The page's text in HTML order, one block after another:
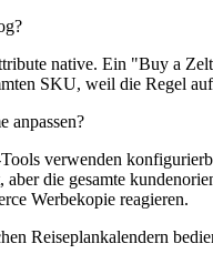
native. Ein "Buy a
SKU, weil die Regel
anpassen?
verwenden
die gesamte
Werbekopie reagieren.
Reiseplankalendern